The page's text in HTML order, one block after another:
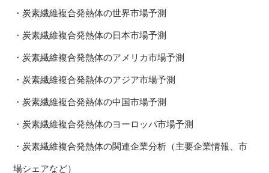
・炭素繊維複合発熱体の世界市場予測
・炭素繊維複合発熱体の日本市場予測
・炭素繊維複合発熱体のアメリカ市場予測
・炭素繊維複合発熱体のアジア市場予測
・炭素繊維複合発熱体の中国市場予測
・炭素繊維複合発熱体のヨーロッパ市場予測
・炭素繊維複合発熱体の関連企業分析（主要企業情報、市
場シェアなど）